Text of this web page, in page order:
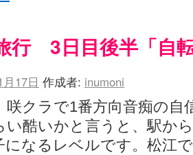
行 3日目後半「自
17日 作成者: inumoni
咲クラで1番方向音痴の自
い酷いかと言うと、駅か
になるレベルです。松江